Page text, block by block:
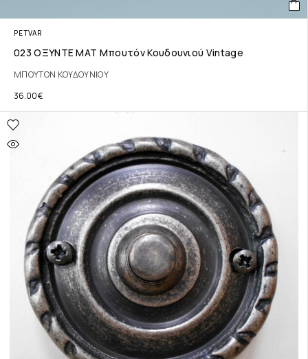
PETVAR
023 ΟΞΥΝΤΕ ΜΑΤ Μπουτόν Κουδουνιού Vintage
ΜΠΟΥΤΟΝ ΚΟΥΔΟΥΝΙΟΥ
36.00€